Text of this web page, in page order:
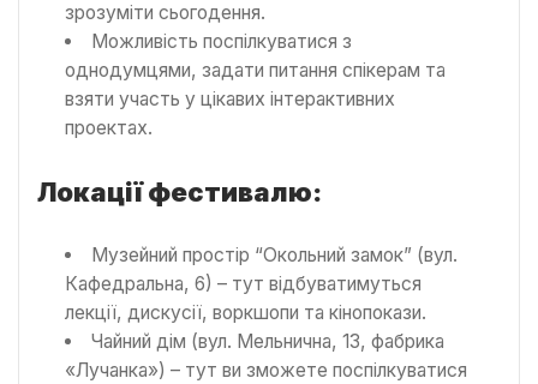
зрозуміти сьогодення.
Можливість поспілкуватися з
однодумцями, задати питання спікерам та
взяти участь у цікавих інтерактивних
проектах.
Локації фестивалю:
Музейний простір “Окольний замок” (вул.
Кафедральна, 6) – тут відбуватимуться
лекції, дискусії, воркшопи та кінопокази.
Чайний дім (вул. Мельнична, 13, фабрика
«Лучанка») – тут ви зможете поспілкуватися